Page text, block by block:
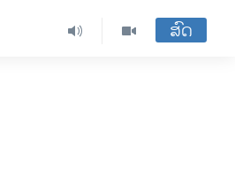
ສົດ